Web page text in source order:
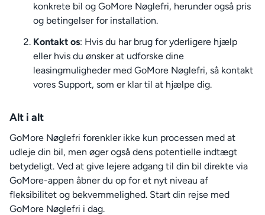
konkrete bil og GoMore Nøglefri, herunder også pris
og betingelser for installation.
Kontakt os: Hvis du har brug for yderligere hjælp
eller hvis du ønsker at udforske dine
leasingmuligheder med GoMore Nøglefri, så kontakt
vores Support, som er klar til at hjælpe dig.
Alt i alt
GoMore Nøglefri forenkler ikke kun processen med at
udleje din bil, men øger også dens potentielle indtægt
betydeligt. Ved at give lejere adgang til din bil direkte via
GoMore-appen åbner du op for et nyt niveau af
fleksibilitet og bekvemmelighed. Start din rejse med
GoMore Nøglefri i dag.